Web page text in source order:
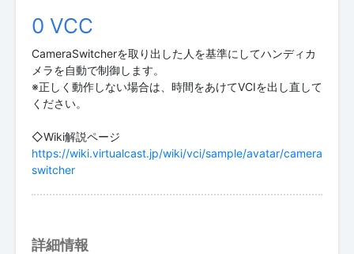
0 VCC
CameraSwitcherを取り出した人を基準にしてハンディカ
メラを自動で制御します。
※正しく動作しない場合は、時間をあけてVCIを出し直して
ください。
https://wiki.virtualcast.jp/wiki/vci/sample/avatar/camera
switcher
詳細情報